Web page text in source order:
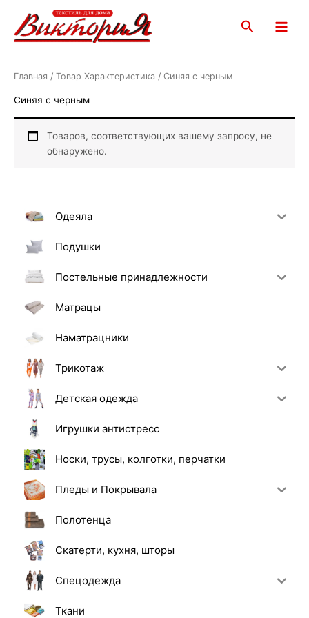
содержимому
Поиск
Menu
Одеяла
Подушки
Постельные принадлежности
Матрацы
Наматрацники
Трикотаж
Детская одежда
Игрушки антистресс
Носки, трусы, колготки, перчатки
Пледы и Покрывала
Полотенца
Скатерти, кухня, шторы
Спецодежда
Ткани
Главная / Товар Характеристика / Синяя с черным
Синяя с черным
Товаров, соответствующих вашему запросу, не
обнаружено.